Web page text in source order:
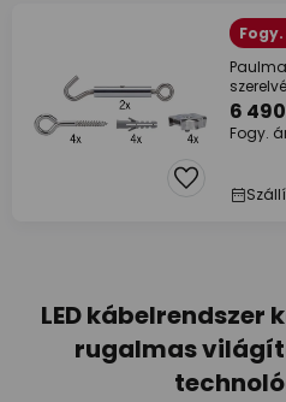
Fogy.
6
Fogy.
LED
rugalmas